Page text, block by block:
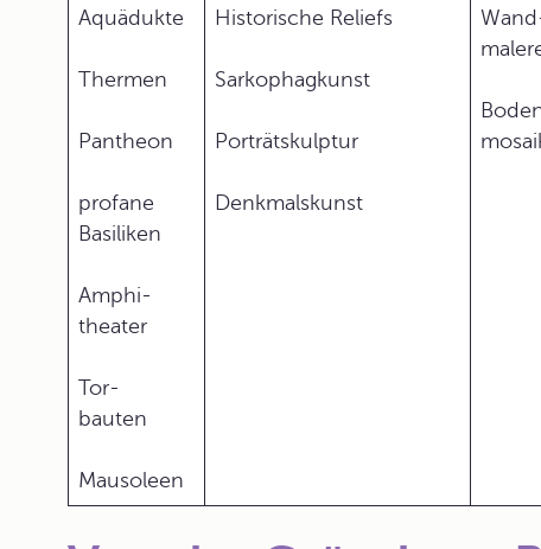
Aquädukte
Thermen
Pantheon
profane
Basiliken
Amphi-
theater
Tor-
bauten
Mausoleen
Historische Reliefs
Sarkophagkunst
Porträtskulptur
Denkmalskunst